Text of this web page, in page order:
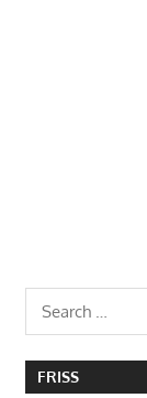
Search
for:
FRISS